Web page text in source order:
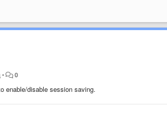
• 0
enable/disable session saving.